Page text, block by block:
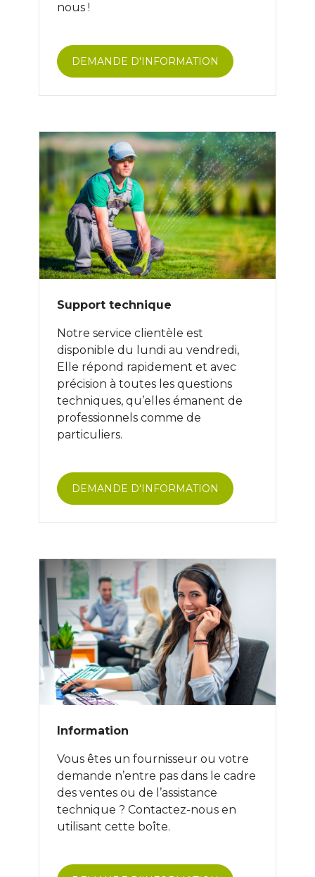
nous !
DEMANDE D'INFORMATION
Support technique
Notre service clientèle est
disponible du lundi au vendredi,
Elle répond rapidement et avec
précision à toutes les questions
techniques, qu’elles émanent de
professionnels comme de
particuliers.
DEMANDE D'INFORMATION
Information
Vous êtes un fournisseur ou votre
demande n’entre pas dans le cadre
des ventes ou de l’assistance
technique ? Contactez-nous en
utilisant cette boîte.